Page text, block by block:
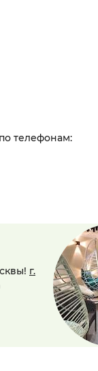
телефонам:
г.